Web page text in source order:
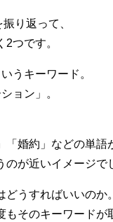
り返って、
つです。
うキーワード。
ョン」。
「婚約」などの単語
のが近いイメージで
どうすればいいのか
もそのキーワードが